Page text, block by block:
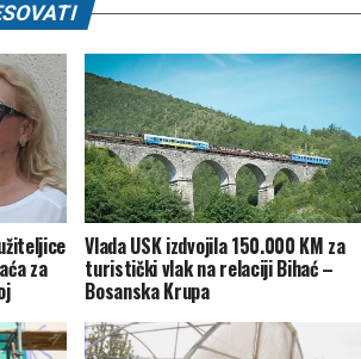
za
Vlada USK izdvojila 150.000 KM za
turistički vlak na relaciji Bihać –
Bosanska Krupa